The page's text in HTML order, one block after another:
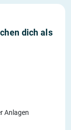
dich als
Anlagen